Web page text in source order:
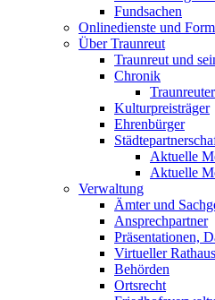
Fundsachen
Onlinedienste und
Über Traunreut
Traunreut und
Chronik
Kulturpreisträger
Ehrenbürger
Aktuelle
Aktuelle
Verwaltung
Ämter und
Ansprechpartner
Präsentationen,
Virtueller
Behörden
Ortsrecht